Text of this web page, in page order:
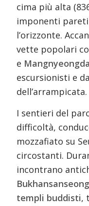
cima più alta
imponenti
l’orizzonte.
vette popolari
e
escursionisti e
dell’arrampicata.
I sentieri del
difficoltà,
mozzafiato su
circostanti.
incontrano
templi buddisti,